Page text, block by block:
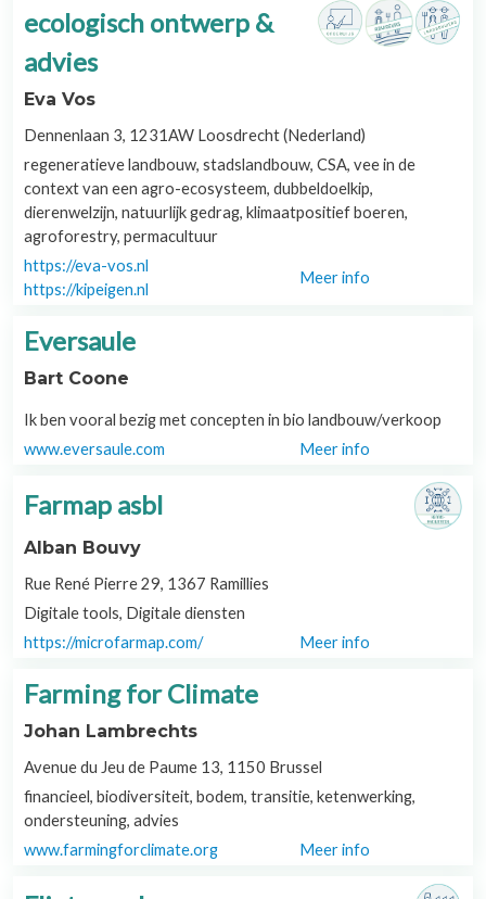
ecologisch ontwerp &
advies
Eva Vos
Dennenlaan 3, 1231AW Loosdrecht (Nederland)
regeneratieve landbouw, stadslandbouw, CSA, vee in de
context van een agro-ecosysteem, dubbeldoelkip,
dierenwelzijn, natuurlijk gedrag, klimaatpositief boeren,
agroforestry, permacultuur
https://eva-vos.nl
https://kipeigen.nl
Meer info
Eversaule
Bart Coone
Ik ben vooral bezig met concepten in bio landbouw/verkoop
www.eversaule.com
Meer info
Farmap asbl
Alban Bouvy
Rue René Pierre 29, 1367 Ramillies
Digitale tools, Digitale diensten
https://microfarmap.com/
Meer info
Farming for Climate
Johan Lambrechts
Avenue du Jeu de Paume 13, 1150 Brussel
financieel, biodiversiteit, bodem, transitie, ketenwerking,
ondersteuning, advies
www.farmingforclimate.org
Meer info